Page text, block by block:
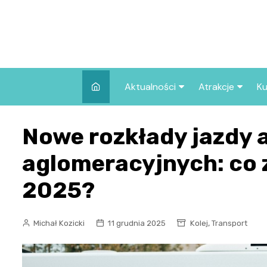
Aktualności
Wszystkie wpisy
Atrakcje
we Wrocławiu
Co warto
Wrocławiu?
Nowe rozkłady jazdy
aglomeracyjnych: co
2025?
Michał Kozicki 11 grudnia 2025 Kolej, Transport